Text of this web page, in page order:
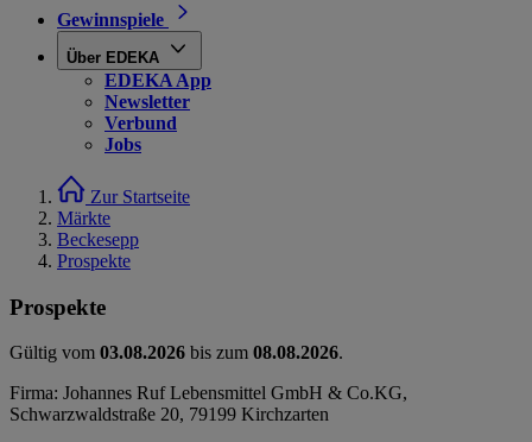
Gewinnspiele
Über EDEKA
EDEKA App
Newsletter
Verbund
Jobs
Zur Startseite
Märkte
Beckesepp
Prospekte
Prospekte
Gültig vom 03.08.2026 bis zum 08.08.2026.
Firma: Johannes Ruf Lebensmittel GmbH & Co.KG,
Schwarzwaldstraße 20, 79199 Kirchzarten